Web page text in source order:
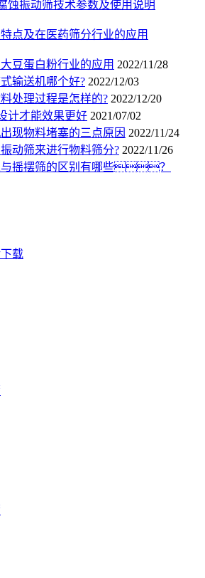
蚀振动筛技术参数及使用说明
点及在医药筛分行业的应用
豆蛋白粉行业的应用 2022/11/28
输送机哪个好? 2022/12/03
处理过程是怎样的? 2022/12/20
计才能效果更好 2021/07/02
现物料堵塞的三点原因 2022/11/24
动筛来进行物料筛分? 2022/11/26
与摇摆筛的区别有哪些？
载